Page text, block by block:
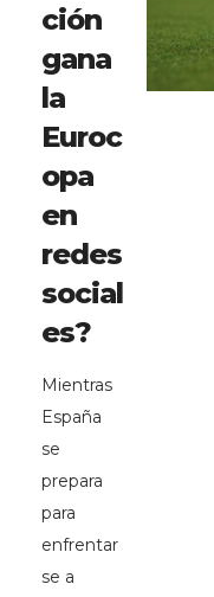
ción
gana
la
Euroc
opa
en
redes
social
es?
Mientras
España
se
prepara
para
enfrentar
se a